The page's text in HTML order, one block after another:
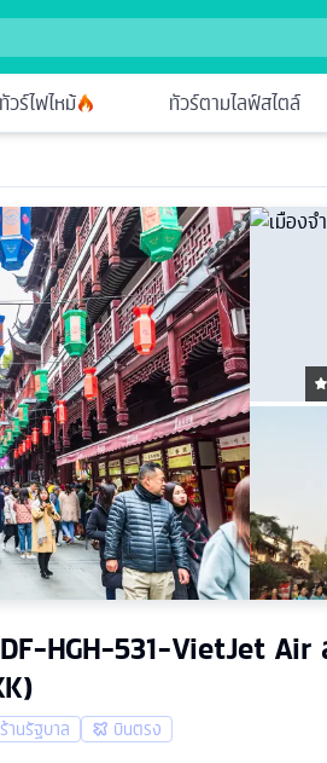
ทัวร์ไฟไหม้ ทัวร์ตามไลฟ์สไตล์
HGH-531-VietJet Air
านรัฐบาล
บินตรง